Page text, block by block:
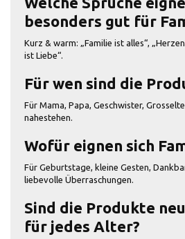
besonders gut für
Kurz & warm: „Familie ist alles“,
ist Liebe“.
Für wen sind die
Für Mama, Papa, Geschwister,
nahestehen.
Wofür eignen sich
Für Geburtstage, kleine Gesten,
liebevolle Überraschungen.
Sind die Produkte
für jedes Alter?